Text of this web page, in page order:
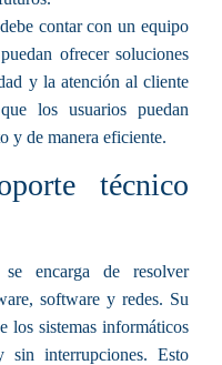
contar con un equipo
ofrecer soluciones
y la atención al cliente
los usuarios puedan
y de manera eficiente.
técnico
encarga de resolver
software y redes. Su
los sistemas informáticos
sin interrupciones. Esto